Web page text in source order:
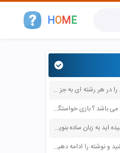
HOME
یکی از هنرمندان معاصر مورد علاقه خود را در هر رشته ای به جز عکاسی صفحه 69 فرهنگ و هنر نهم
یکی از مسیر های عبور و مرور خودروها می باشد ؟ بازی خواستگاری جواب پاسخ
یکی از حکایت هایی را که تا به حال شنیده اید به زبان ساده بنویسید صفحه 97 نگارش ششم دبستان
یکی از متن های ناتمام زیر را انتخاب کنید و نوشته را ادامه دهید صفحه 73 و 74 کتاب نگارش فارسی پنجم دبستان